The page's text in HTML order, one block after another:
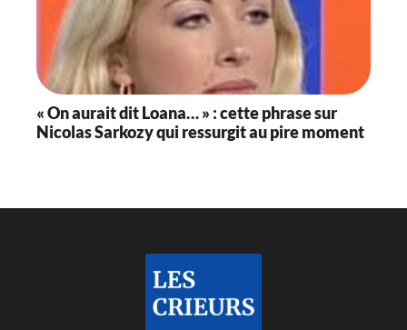
« On aurait dit Loana… » : cette phrase sur
Nicolas Sarkozy qui ressurgit au pire moment